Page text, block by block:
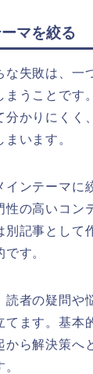
マを絞る
な失敗は、一
まうことです
分かりにくく
います。
ンテーマに
性の高いコン
記事として
す。
読者の疑問や
てます。基本
から解決策へ